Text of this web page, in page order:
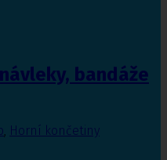
bandáže
, Horní končetiny